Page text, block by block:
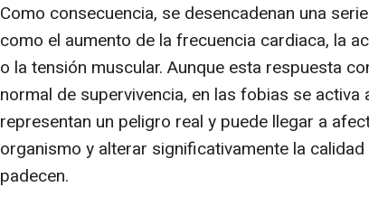
Como consecuencia, se desencadenan una
como el aumento de la frecuencia cardiaca, la
o la tensión muscular. Aunque esta respuesta
normal de supervivencia, en las fobias se activa
representan un peligro real y puede llegar a
organismo y alterar significativamente la
padecen.